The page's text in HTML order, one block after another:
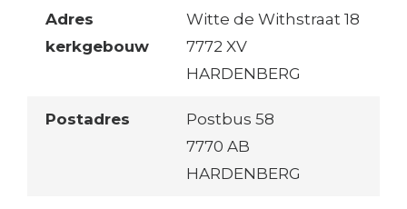
Adres
kerkgebouw
Witte de Withstraat 18
7772 XV
HARDENBERG
Postadres
Postbus 58
7770 AB
HARDENBERG